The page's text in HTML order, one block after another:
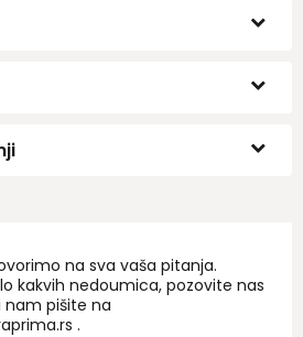
na sva vaša pitanja.
kakvih nedoumica, pozovite nas
nam pišite na
.